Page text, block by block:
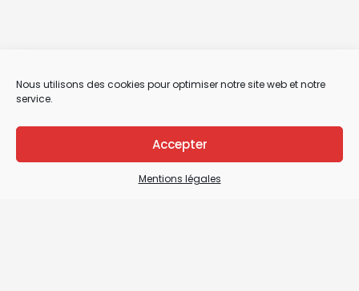
Nous utilisons des cookies pour optimiser notre site web et notre
service.
Accepter
Mentions légales